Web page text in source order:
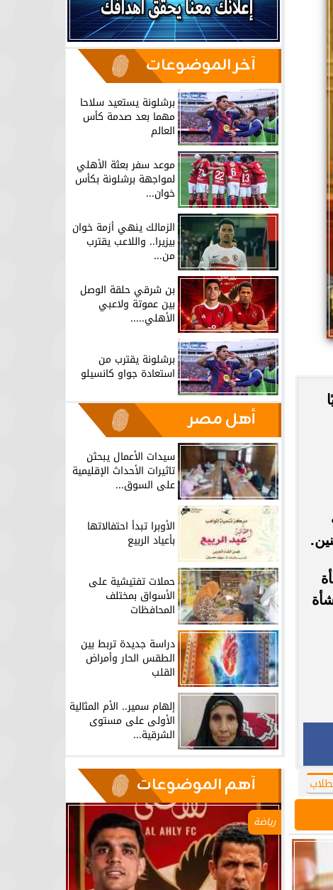
طبيًا
في مراكز، 16 منشأة
ومنشأة
آخر الموضوعات
برشلونة يستعيد سلاحا
مهما بعد صدمة كأس
العالم
موعد سفر بعثة الأهلي
لمواجهة برشلونة بكأس
خوان...
الزمالك ينهي أزمة خوان
بيزيرا.. واللاعب يقترب
من...
بن شرقي حلقة الوصل
بين عموتة ولاعبي
الأهلي.....
برشلونة يقترب من
استعادة جواو كانسيلو
أهل مصر
سيدات الأعمال يبحثن
تاثيرات الأحداث الإقليمية
على السوق...
الأوبرا تبدأ احتفالاتها
بأعياد الربيع
حملات تفتيشية على
الأسواق بمختلف
المحافظات
دراسة جديدة تربط بين
الطقس الحار وأمراض
القلب
إلهام سمير.. الأم المثالية
الأولى على مستوى
الشرقية...
آهم الموضوعات
رياضة